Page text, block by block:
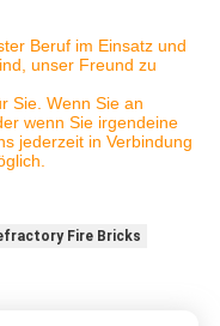
Beruf im Einsatz und
unser Freund zu
Sie. Wenn Sie an
wenn Sie irgendeine
jederzeit in Verbindung
Fire Bricks